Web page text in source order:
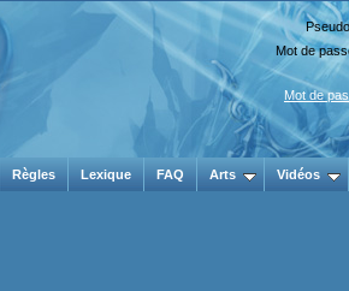
Mot de
Mot de
Règles Lexique FAQ Arts Vidéos